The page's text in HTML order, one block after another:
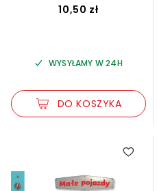
10,50 zł
WYSYŁAMY W 24H
DO KOSZYKA